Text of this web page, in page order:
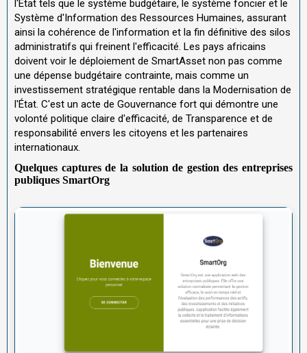
l'État tels que le système budgétaire, le système foncier et le
Système d'Information des Ressources Humaines, assurant
ainsi la cohérence de l'information et la fin définitive des silos
administratifs qui freinent l'efficacité. Les pays africains
doivent voir le déploiement de SmartAsset non pas comme
une dépense budgétaire contrainte, mais comme un
investissement stratégique rentable dans la Modernisation de
l'État. C'est un acte de Gouvernance fort qui démontre une
volonté politique claire d'efficacité, de Transparence et de
responsabilité envers les citoyens et les partenaires
internationaux.
Quelques captures de la solution de gestion des entreprises
publiques SmartOrg